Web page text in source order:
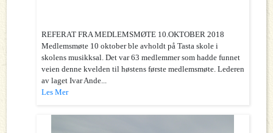
REFERAT FRA MEDLEMSMØTE 10.OKTOBER 2018
Medlemsmøte 10 oktober ble avholdt på Tasta skole i
skolens musikksal. Det var 63 medlemmer som hadde funnet
veien denne kvelden til høstens første medlemsmøte. Lederen
av laget Ivar Ande...
Les Mer